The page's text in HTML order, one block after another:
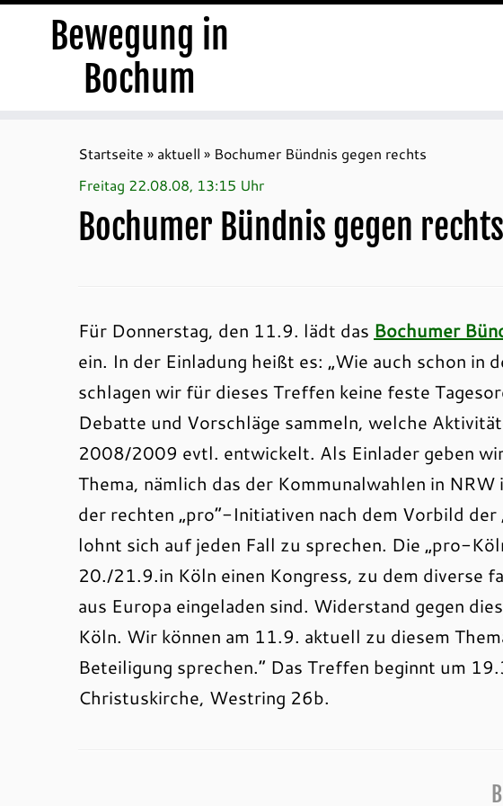
Bewegung in
Bochum
Startseite » aktuell » Bochumer Bündnis gegen rechts
Freitag 22.08.08, 13:15 Uhr
Bochumer Bündnis gegen rechts
Für Donnerstag, den 11.9. lädt das Bochumer
ein. In der Einladung heißt es: „Wie auch schon in
schlagen wir für dieses Treffen keine feste
Debatte und Vorschläge sammeln, welche
2008/2009 evtl. entwickelt. Als Einlader geben
Thema, nämlich das der Kommunalwahlen in
der rechten „pro“-Initiativen nach dem Vorbild
lohnt sich auf jeden Fall zu sprechen. Die „pro-
20./21.9.in Köln einen Kongress, zu dem diverse
aus Europa eingeladen sind. Widerstand gegen
Köln. Wir können am 11.9. aktuell zu diesem
Beteiligung sprechen.“ Das Treffen beginnt um
Christuskirche, Westring 26b.